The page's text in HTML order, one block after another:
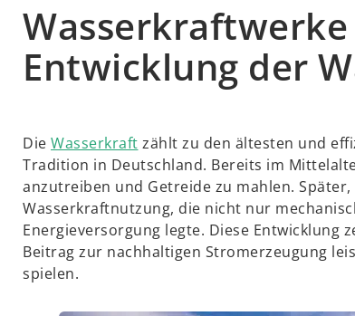
Entwicklung der
Die Wasserkraft zählt zu den ältesten und
Tradition in Deutschland. Bereits im
anzutreiben und Getreide zu mahlen.
Wasserkraftnutzung, die nicht nur
Energieversorgung legte. Diese Entwicklung
Beitrag zur nachhaltigen Stromerzeugung
spielen.